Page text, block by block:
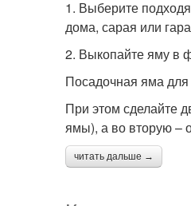
1. Выберите
дома, сарая или
2. Выкопайте яму в
Посадочная яма
При этом сделайте
ямы), а во вторую –
читать дальше →